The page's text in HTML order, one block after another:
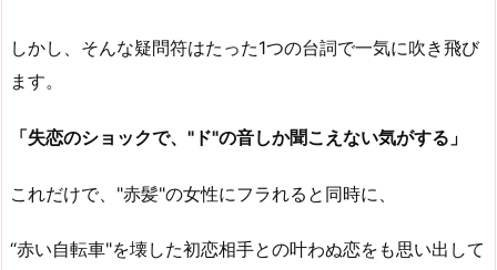
しかし、そんな疑問符はたった1つの台詞で一気に吹き飛び
ます。
「失恋のショックで、"ド"の音しか聞こえない気がする」
これだけで、"赤髪"の女性にフラれると同時に、
“赤い自転車"を壊した初恋相手との叶わぬ恋をも思い出して